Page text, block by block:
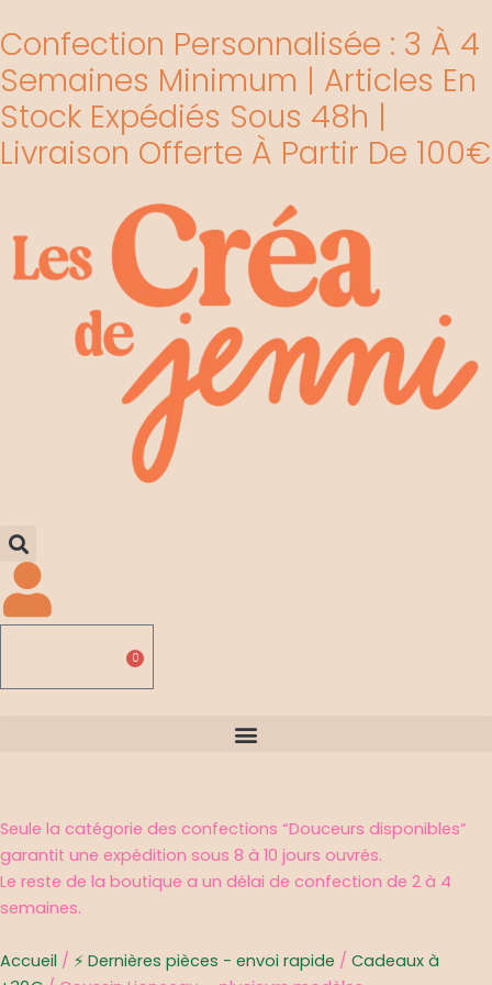
au
contenu
Confection Personnalisée : 3 À 4
Semaines Minimum | Articles En
Stock Expédiés Sous 48h |
Livraison Offerte À Partir De 100€
0
Panier
Seule la catégorie des confections “Douceurs disponibles”
garantit une expédition sous 8 à 10 jours ouvrés.
Le reste de la boutique a un délai de confection de 2 à 4
semaines.
Accueil / ⚡ Dernières pièces - envoi rapide / Cadeaux à